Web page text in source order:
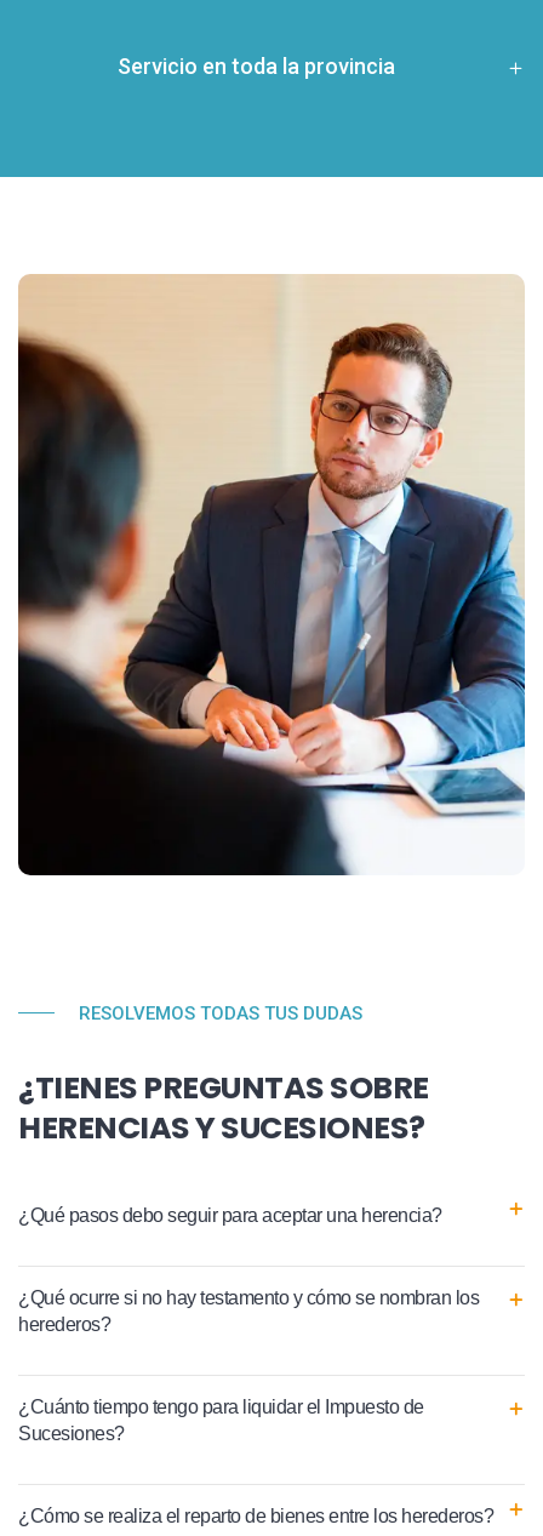
Servicio en toda la provincia
RESOLVEMOS TODAS TUS DUDAS
¿TIENES PREGUNTAS SOBRE
HERENCIAS Y SUCESIONES?
¿Qué pasos debo seguir para aceptar una herencia?
¿Qué ocurre si no hay testamento y cómo se nombran los
herederos?
¿Cuánto tiempo tengo para liquidar el Impuesto de
Sucesiones?
¿Cómo se realiza el reparto de bienes entre los herederos?